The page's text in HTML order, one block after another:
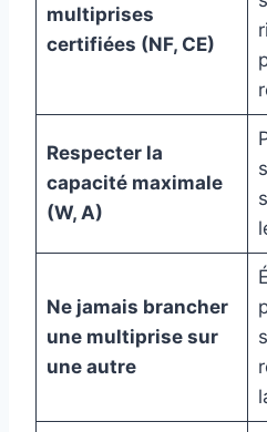
multiprises
certifiées (NF, CE)
Respecter la
capacité maximale
(W, A)
Ne jamais brancher
une multiprise sur
une autre